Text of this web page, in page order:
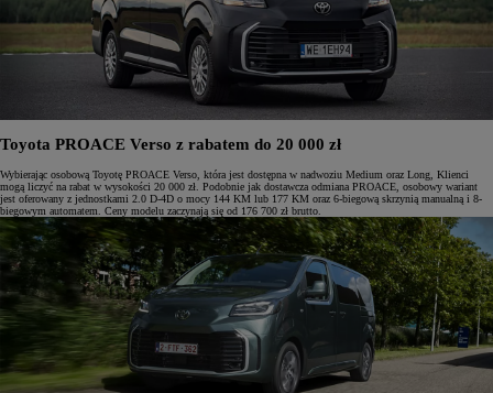
Toyota PROACE Verso z rabatem do 20 000 zł
Wybierając osobową Toyotę PROACE Verso, która jest dostępna w nadwoziu Medium oraz Long, Klienci
mogą liczyć na rabat w wysokości 20 000 zł. Podobnie jak dostawcza odmiana PROACE, osobowy wariant
jest oferowany z jednostkami 2.0 D-4D o mocy 144 KM lub 177 KM oraz 6-biegową skrzynią manualną i 8-
biegowym automatem. Ceny modelu zaczynają się od 176 700 zł brutto.